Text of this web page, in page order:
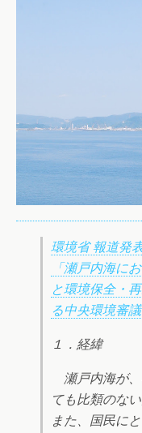
環境省 報道発
「瀬戸内海に
と環境保全・
る中央環境審
１．経緯
瀬戸内海が、
ても比類のな
また、国民に